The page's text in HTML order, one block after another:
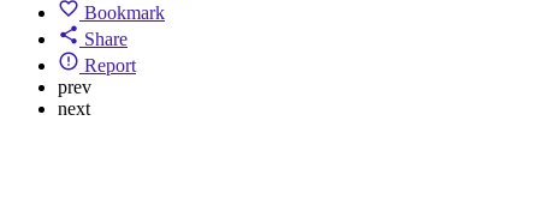
Bookmark
Share
Report
prev
next